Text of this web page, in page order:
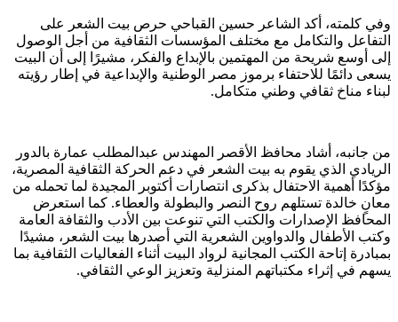
وفي كلمته، أكد الشاعر حسين القباحي حرص بيت الشعر على
التفاعل والتكامل مع مختلف المؤسسات الثقافية من أجل الوصول
إلى أوسع شريحة من المهتمين بالإبداع والفكر، مشيرًا إلى أن البيت
يسعى دائمًا للاحتفاء برموز مصر الوطنية والإبداعية في إطار رؤيته
لبناء مناخ ثقافي وطني متكامل.
من جانبه، أشاد محافظ الأقصر المهندس عبدالمطلب عمارة بالدور
الريادي الذي يقوم به بيت الشعر في دعم الحركة الثقافية المصرية،
مؤكدًا أهمية الاحتفال بذكرى انتصارات أكتوبر المجيدة لما تحمله من
معانٍ خالدة تستلهم روح النصر والبطولة والعطاء. كما استعرض
المحافظ الإصدارات والكتب التي تنوعت بين الأدب والثقافة العامة
وكتب الأطفال والدواوين الشعرية التي أصدرها بيت الشعر، مشيدًا
بمبادرة إتاحة الكتب المجانية لرواد البيت أثناء الفعاليات الثقافية بما
يسهم في إثراء مكتباتهم المنزلية وتعزيز الوعي الثقافي.